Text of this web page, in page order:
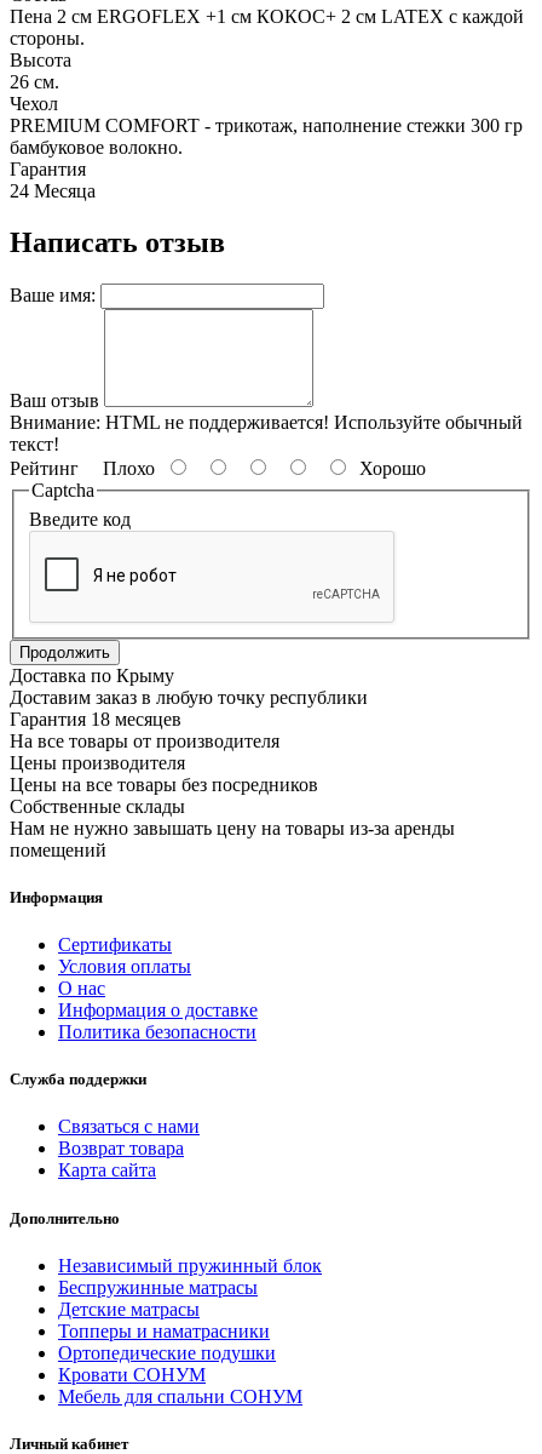
Пена 2 см ERGOFLEX +1 см КОКОС+ 2 см LATEX с каждой
стороны.
Высота
26 см.
Чехол
PREMIUM COMFORT - трикотаж, наполнение стежки 300 гр
бамбуковое волокно.
Гарантия
24 Месяца
Написать отзыв
Ваше имя:
Ваш отзыв
Внимание: HTML не поддерживается! Используйте обычный
текст!
Рейтинг Плохо
Хорошо
Captcha
Введите код
Продолжить
Доставка по Крыму
Доставим заказ в любую точку республики
Гарантия 18 месяцев
На все товары от производителя
Цены производителя
Цены на все товары без посредников
Собственные склады
Нам не нужно завышать цену на товары из-за аренды
помещений
Информация
Сертификаты
Условия оплаты
О нас
Информация о доставке
Политика безопасности
Служба поддержки
Связаться с нами
Возврат товара
Карта сайта
Дополнительно
Независимый пружинный блок
Беспружинные матрасы
Детские матрасы
Топперы и наматрасники
Ортопедические подушки
Кровати СОНУМ
Мебель для спальни СОНУМ
Личный кабинет